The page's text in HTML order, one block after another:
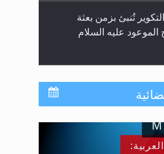
تُنبئ بزمن بعثة
الموعود عليه السلام
الدجال
قاضٍ وحكمٌ على السنة